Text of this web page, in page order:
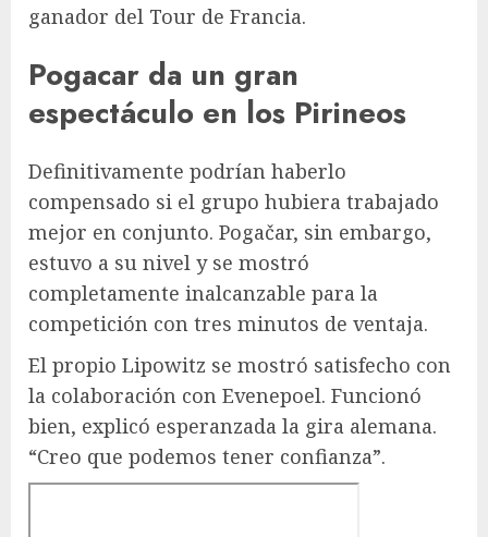
ganador del Tour de Francia.
Pogacar da un gran
espectáculo en los Pirineos
Definitivamente podrían haberlo
compensado si el grupo hubiera trabajado
mejor en conjunto. Pogačar, sin embargo,
estuvo a su nivel y se mostró
completamente inalcanzable para la
competición con tres minutos de ventaja.
El propio Lipowitz se mostró satisfecho con
la colaboración con Evenepoel. Funcionó
bien, explicó esperanzada la gira alemana.
“Creo que podemos tener confianza”.